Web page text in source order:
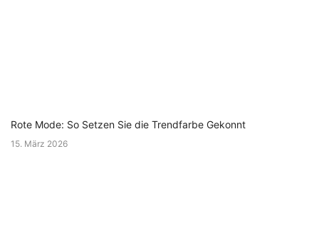
Rote Mode: So Setzen Sie die Trendfarbe Gekonnt
15. März 2026